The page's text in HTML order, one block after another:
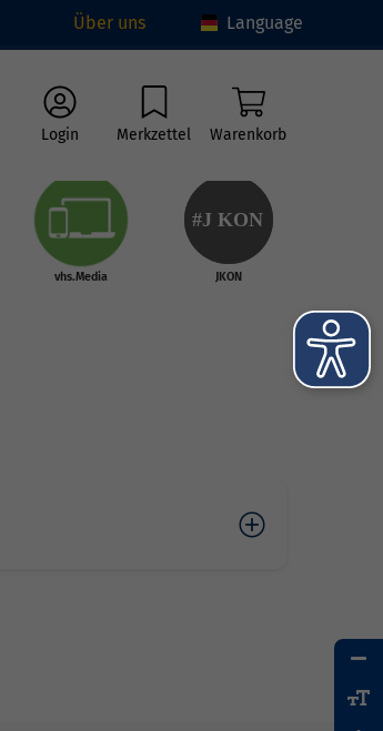
Über uns Language
Login Merkzettel Warenkorb
vhs.Media
#J KON
JKON